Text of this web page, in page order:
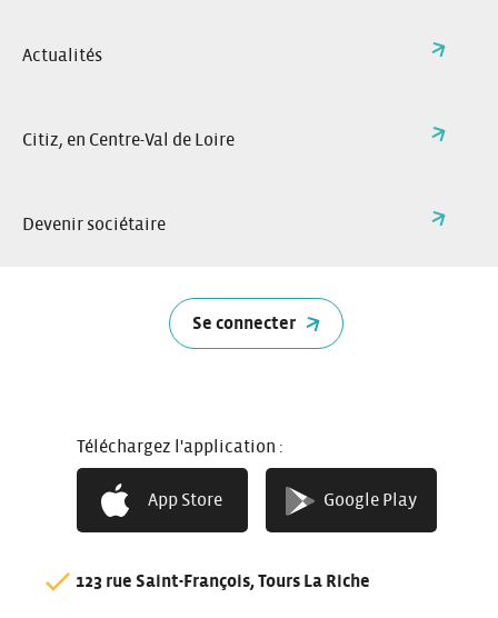
Actualités
Citiz, en Centre-Val de Loire
Devenir sociétaire
Se connecter
Téléchargez l'application :
App Store Google Play
123 rue Saint-François, Tours La Riche